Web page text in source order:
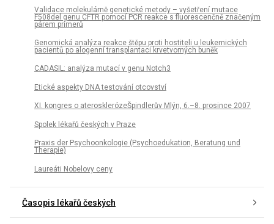
Validace molekulárně genetické metody – vyšetření mutace
F508del genu CFTR pomocí PCR reakce s fluorescenčně značeným
párem primerů
Genomická analýza reakce štěpu proti hostiteli u leukemických
pacientů po alogenní transplantaci krvetvorných buněk
CADASIL: analýza mutací v genu Notch3
Etické aspekty DNA testování otcovství
XI. kongres o aterosklerózeŠpindlerův Mlýn, 6.–8. prosince 2007
Spolek lékařů českých v Praze
Praxis der Psychoonkologie (Psychoedukation, Beratung und
Therapie)
Laureáti Nobelovy ceny
Časopis lékařů českých